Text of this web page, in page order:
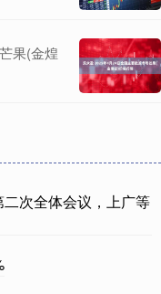
果(金煌
次全体会议，上广等